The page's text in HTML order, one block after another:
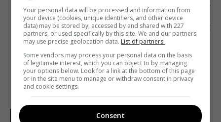
Следующий пост
VIASAT ПРОВЕЛА ВНУТРЕННЕЕ
РАССЛЕДОВАНИЕ ТРАНСЛЯЦИИ ЗАПРЕЩЕННЫХ
КАНАЛОВ
НОВОСТИ ДНЯ
Your personal data will be processed and information from
your device (cookies, unique identifiers, and other device
data) may be stored by, accessed by and shared with 227
partners, or used specifically by this site. We and our partners
may use precise geolocation data. List of partners.
Some vendors may process your personal data on the basis
of legitimate interest, which you can object to by managing
your options below. Look for a link at the bottom of this page
or in the site menu to manage or withdraw consent in privacy
and cookie settings.
Consent